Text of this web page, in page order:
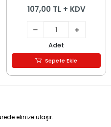
107,00 TL + KDV
Adet
Sepete Ekle
elinize ulaşır.